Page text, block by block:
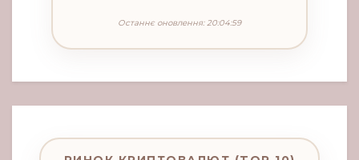
Останнє оновлення: 20:04:59